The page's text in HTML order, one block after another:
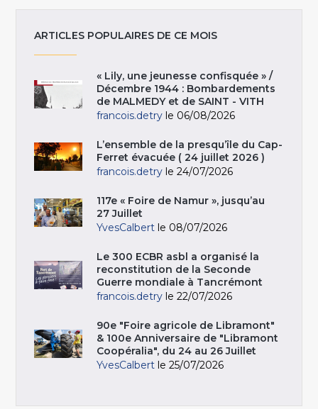
ARTICLES POPULAIRES DE CE MOIS
« Lily, une jeunesse confisquée » /
Décembre 1944 : Bombardements
de MALMEDY et de SAINT - VITH
francois.detry le 06/08/2026
L’ensemble de la presqu’île du Cap-
Ferret évacuée ( 24 juillet 2026 )
francois.detry le 24/07/2026
117e « Foire de Namur », jusqu’au
27 Juillet
YvesCalbert le 08/07/2026
Le 300 ECBR asbl a organisé la
reconstitution de la Seconde
Guerre mondiale à Tancrémont
francois.detry le 22/07/2026
90e "Foire agricole de Libramont"
& 100e Anniversaire de "Libramont
Coopéralia", du 24 au 26 Juillet
YvesCalbert le 25/07/2026